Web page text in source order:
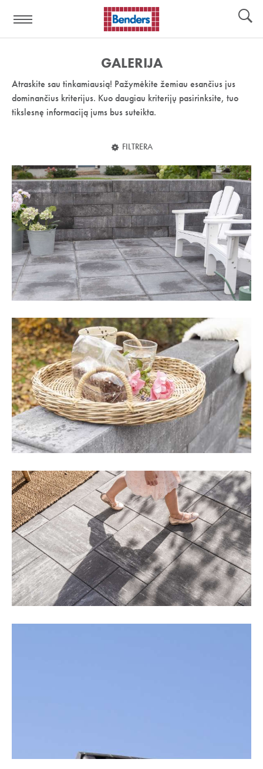
nuoroda:
GALERIJA
Atraskite sau tinkamiausią! Pažymėkite žemiau esančius jus
dominančius kriterijus. Kuo daugiau kriterijų pasirinksite, tuo
tikslesnę informaciją jums bus suteikta.
FILTRERA